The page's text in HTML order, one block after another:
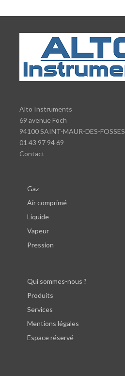
Alto Instruments
69 avenue Foch
94100 SAINT-MAUR-DES-FOSSES
01 43 97 94 69
Contact
Gaz
Air comprimé
Liquide
Vapeur
Pression
Qui sommes-nous ?
Produits
Services
Mentions légales
Espace réservé